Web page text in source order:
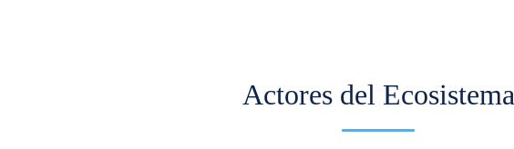
Actores del Ecosistema